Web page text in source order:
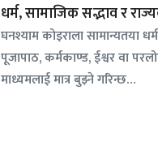
धर्म, सामाजिक सद्भाव र
घनश्याम कोइराला सामान्यतया
पूजापाठ, कर्मकाण्ड, ईश्वर वा
माध्यमलाई मात्र बुझ्ने गरिन्छ…